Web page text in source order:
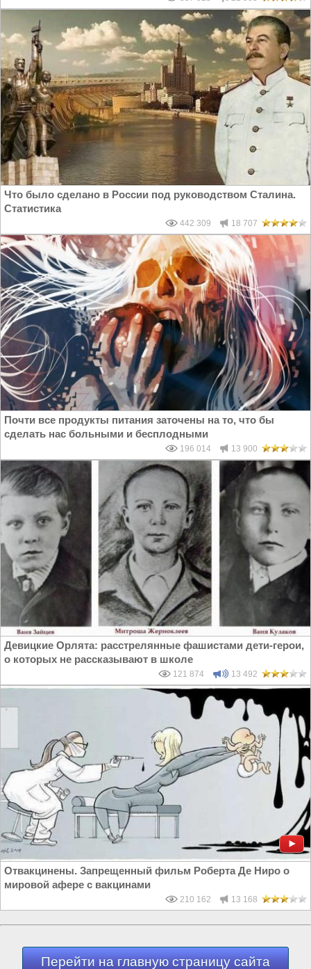
Что было сделано в России под руководством Сталина.
Статистика
442 309 18 707
Почти все продукты питания заточены на то, что бы
сделать нас больными и бесплодными
196 014 13 900
Девицкие Орлята: расстрелянные фашистами дети-герои,
о которых не рассказывают в школе
121 874 13 492
Отвакцинены. Запрещенный фильм Роберта Де Ниро о
мировой афере с вакцинами
210 162 13 168
Перейти на главную страницу сайта